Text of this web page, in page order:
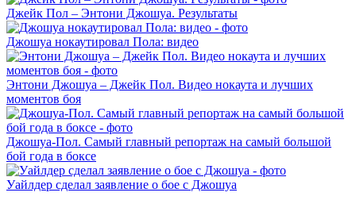
Джейк Пол – Энтони Джошуа. Результаты
Джошуа нокаутировал Пола: видео
Энтони Джошуа – Джейк Пол. Видео нокаута и лучших
моментов боя
Джошуа-Пол. Самый главный репортаж на самый большой
бой года в боксе
Уайлдер сделал заявление о бое с Джошуа